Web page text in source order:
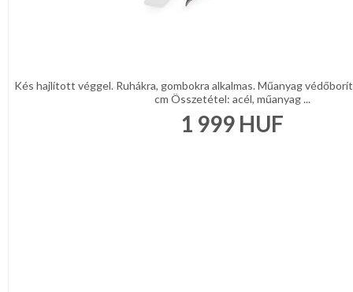
Kés hajlított véggel. Ruhákra, gombokra alkalmas. Műanyag
cm Összetétel: acél, műanyag ...
1 999 HUF